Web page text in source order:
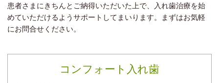
患者さまにきちんとご納得いただいた上で、入れ歯治療を始
めていただけるようサポートしてまいります。まずはお気軽
にお問合せください。
コンフォート入れ歯